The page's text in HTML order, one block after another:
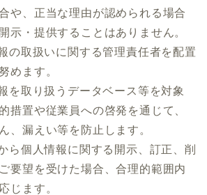
や、正当な理由が認められる場合
示・提供することはありません。
の取扱いに関する管理責任者を配置
めます。
を取り扱うデータベース等を対象
措置や従業員への啓発を通じて、
、漏えい等を防止します。
ら個人情報に関する開示、訂正、削
要望を受けた場合、合理的範囲内
じます。